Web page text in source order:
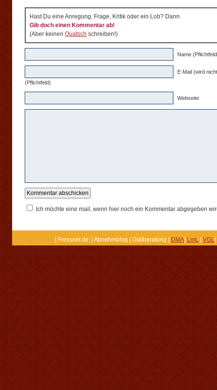
Hast Du eine Anregung, Frage, Kritik oder ein Lob? Dann
Gib doch einen Kommentar ab!
(Aber keinen Quatsch schreiben!)
Name
E-Mail (wird
(Pflichtfeld)
Webseite
Ich möchte eine mail, wenn hier noch ein Kommentar abgegeben
| Fressnet.de: | Abnehmblog | Diätberatung | DMA LmL VGL